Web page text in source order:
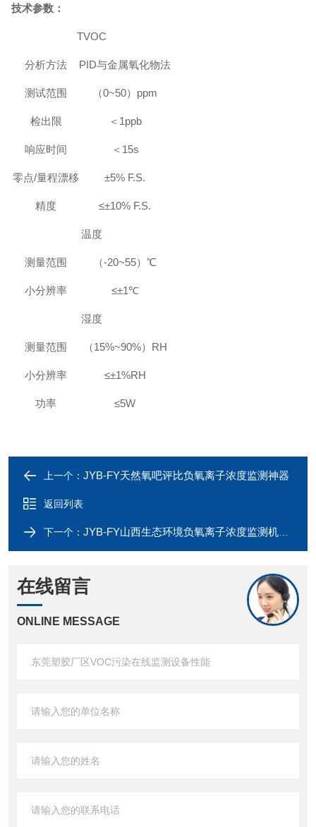
技术参数：
TVOC
分析方法 PID与金属氧化物法
测试范围 （0~50）ppm
检出限 ＜1ppb
响应时间 ＜15s
零点/量程漂移 ±5% F.S.
精度 ≤±10% F.S.
温度
测量范围 （-20~55）℃
小分辨率 ≤±1℃
湿度
测量范围 （15%~90%）RH
小分辨率 ≤±1%RH
功率 ≤5W
上一个： JYB-FY天然氧吧评比负氧离子浓度监测神器
返回列表
下一个： JYB-FY山西生态环境负氧离子浓度监测机器设备
在线留言
ONLINE MESSAGE